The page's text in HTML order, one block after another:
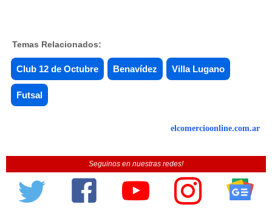
Temas Relacionados:
Club 12 de Octubre Benavídez Villa Lugano
Futsal
elcomercioonline.com.ar
Seguinos en nuestras redes!